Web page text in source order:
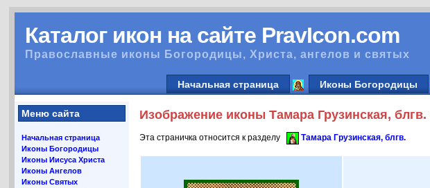
Каталог икон на сайте PravIcon.com
Православные иконы Богородицы, Христа, ангелов и святых
Начальная страница Иконы Богородицы
Меню сайта
Начальная страница
Иконы Богородицы
Иконы Иисуса Христа
Иконы Ангелов
Иконы Святых
Изображение иконы Тамара Грузинская, блгв.
Эта страничка относится к разделу Тамара Грузинская, блгв.